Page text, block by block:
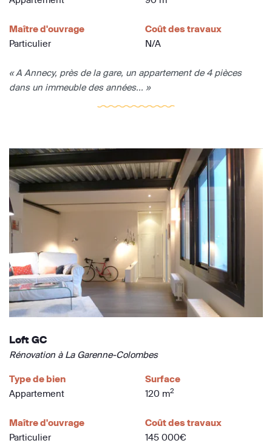
Maître d'ouvrage
Particulier
Coût des travaux
N/A
« A Annecy, près de la gare, un appartement de 4 pièces
dans un immeuble des années... »
Loft GC
Rénovation à La Garenne-Colombes
Type de bien
Appartement
Surface
120 m2
Maître d'ouvrage
Particulier
Coût des travaux
145 000€